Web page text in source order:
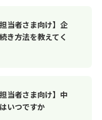
当者さま向け】企
き方法を教えてく
当者さま向け】中
いつですか